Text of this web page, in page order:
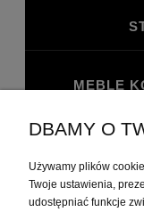
MEBLE
MEBLE
DBAMY O
Używamy plików
Twoje ustawienia,
udostępniać funkcje